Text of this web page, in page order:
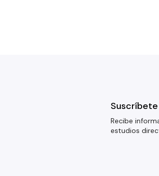
Recibe
estudios